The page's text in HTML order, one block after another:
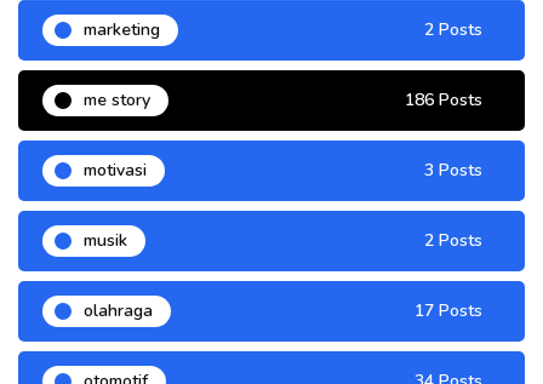
marketing 2 Posts
me story 186 Posts
motivasi 3 Posts
musik 2 Posts
olahraga 17 Posts